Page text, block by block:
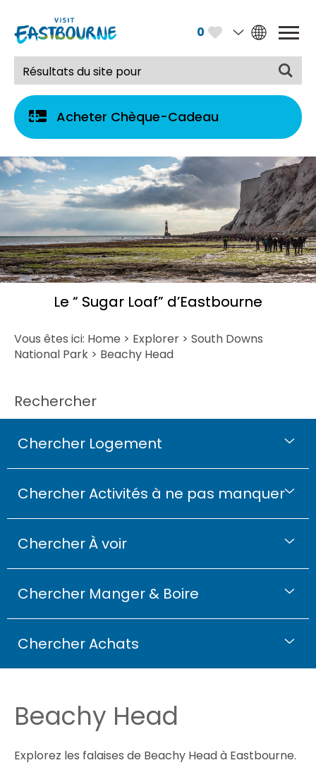
0
Acheter Chèque-Cadeau
Le “ Sugar Loaf” d’Eastbourne
Vous êtes ici: Home > Explorer > South Downs
National Park > Beachy Head
Rechercher
Chercher Logement
Chercher Activités à ne pas manquer
Chercher À voir
Chercher Manger & Boire
Chercher Achats
Beachy Head
Explorez les falaises de Beachy Head à Eastbourne.